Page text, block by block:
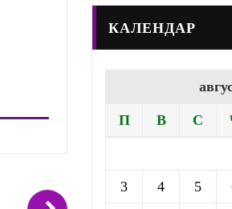
КАЛЕНДАР
П В С
3 4 5